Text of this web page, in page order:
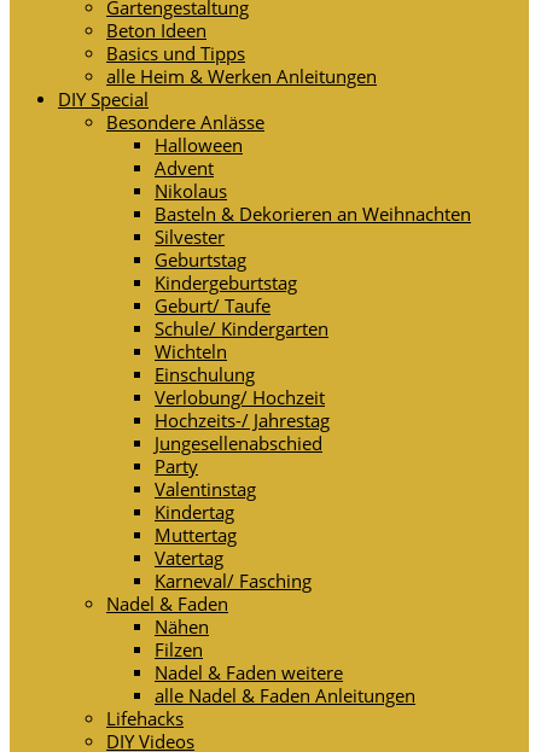
Gartengestaltung
Beton Ideen
Basics und Tipps
alle Heim & Werken Anleitungen
DIY Special
Besondere Anlässe
Halloween
Advent
Nikolaus
Basteln & Dekorieren an Weihnachten
Silvester
Geburtstag
Kindergeburtstag
Geburt/ Taufe
Schule/ Kindergarten
Wichteln
Einschulung
Verlobung/ Hochzeit
Hochzeits-/ Jahrestag
Jungesellenabschied
Party
Valentinstag
Kindertag
Muttertag
Vatertag
Karneval/ Fasching
Nadel & Faden
Nähen
Filzen
Nadel & Faden weitere
alle Nadel & Faden Anleitungen
Lifehacks
DIY Videos